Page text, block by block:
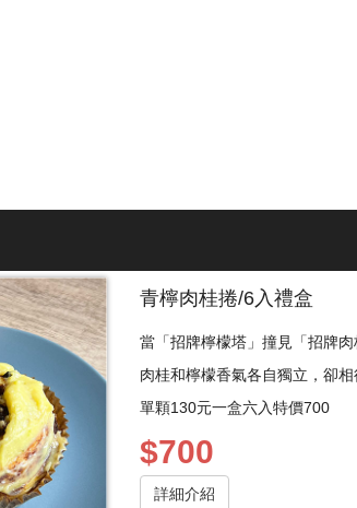
青檸肉桂捲/6入禮盒
當「招牌檸檬塔」撞見「招牌
肉桂和檸檬香氣各自獨立，卻
單顆130元一盒六入特價700
$700
詳細介紹